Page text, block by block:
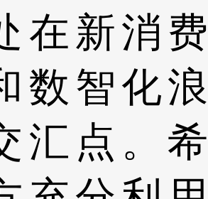
在新消费
数智化浪
汇点。希